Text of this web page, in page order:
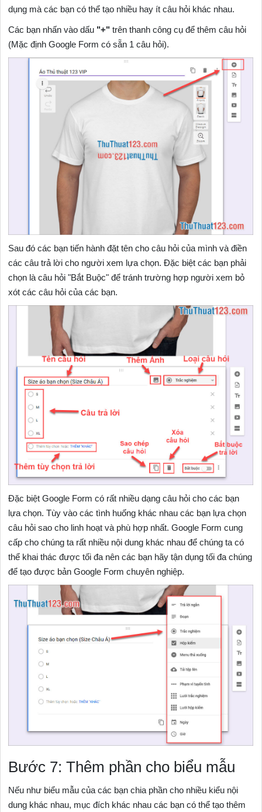
dụng mà các bạn có thể tạo nhiều hay ít câu hỏi khác nhau.
Các bạn nhấn vào dấu "+" trên thanh công cụ để thêm câu hỏi
(Mặc định Google Form có sẵn 1 câu hỏi).
Sau đó các bạn tiến hành đặt tên cho câu hỏi của mình và điền
các câu trả lời cho người xem lựa chọn. Đặc biệt các bạn phải
chọn là câu hỏi "Bắt Buộc" để tránh trường hợp người xem bỏ
xót các câu hỏi của các bạn.
Đặc biệt Google Form có rất nhiều dạng câu hỏi cho các bạn
lựa chọn. Tùy vào các tình huống khác nhau các bạn lựa chọn
câu hỏi sao cho linh hoạt và phù hợp nhất. Google Form cung
cấp cho chúng ta rất nhiều nội dung khác nhau để chúng ta có
thể khai thác được tối đa nên các bạn hãy tận dụng tối đa chúng
để tạo được bản Google Form chuyên nghiệp.
Bước 7: Thêm phần cho biểu mẫu
Nếu như biểu mẫu của các bạn chia phần cho nhiều kiểu nội
dung khác nhau, mục đích khác nhau các bạn có thể tạo thêm